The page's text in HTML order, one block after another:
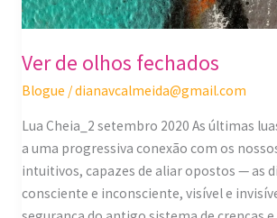
Ver de olhos fechados
Blogue /dianavcalmeida@gmail.com
Lua Cheia_2 setembro 2020 As últimas
a uma progressiva conexão com os
intuitivos, capazes de aliar opostos — as
consciente e inconsciente, visível e